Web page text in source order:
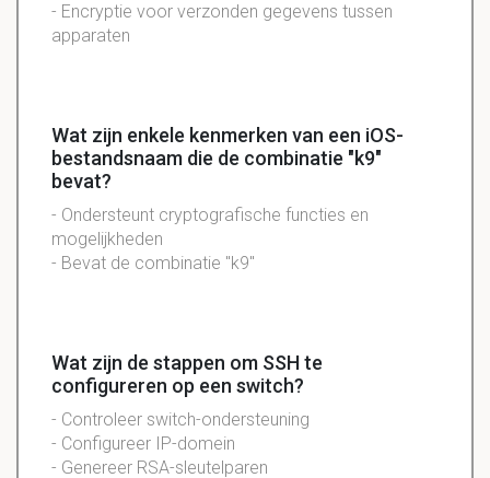
- Encryptie voor verzonden gegevens tussen
apparaten
Wat zijn enkele kenmerken van een iOS-
bestandsnaam die de combinatie "k9"
bevat?
- Ondersteunt cryptografische functies en
mogelijkheden
- Bevat de combinatie "k9"
Wat zijn de stappen om SSH te
configureren op een switch?
- Controleer switch-ondersteuning
- Configureer IP-domein
- Genereer RSA-sleutelparen